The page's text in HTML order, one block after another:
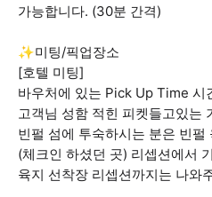
가능합니다. (30분 간격)
✨미팅/픽업장소
[호텔 미팅]
바우처에 있는 Pick Up Time 시
고객님 성함 적힌 피켓들고있는
빈펄 섬에 투숙하시는 분은 빈펄
(체크인 하셨던 곳) 리셉션에서
육지 선착장 리셉션까지는 나와